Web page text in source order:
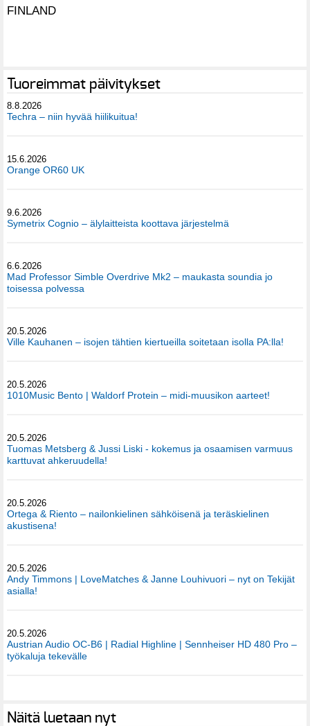
FINLAND
Tuoreimmat päivitykset
8.8.2026
Techra – niin hyvää hiilikuitua!
15.6.2026
Orange OR60 UK
9.6.2026
Symetrix Cognio – älylaitteista koottava järjestelmä
6.6.2026
Mad Professor Simble Overdrive Mk2 – maukasta soundia jo
toisessa polvessa
20.5.2026
Ville Kauhanen – isojen tähtien kiertueilla soitetaan isolla PA:lla!
20.5.2026
1010Music Bento | Waldorf Protein – midi-muusikon aarteet!
20.5.2026
Tuomas Metsberg & Jussi Liski - kokemus ja osaamisen varmuus
karttuvat ahkeruudella!
20.5.2026
Ortega & Riento – nailonkielinen sähköisenä ja teräskielinen
akustisena!
20.5.2026
Andy Timmons | LoveMatches & Janne Louhivuori – nyt on Tekijät
asialla!
20.5.2026
Austrian Audio OC-B6 | Radial Highline | Sennheiser HD 480 Pro –
työkaluja tekevälle
Näitä luetaan nyt